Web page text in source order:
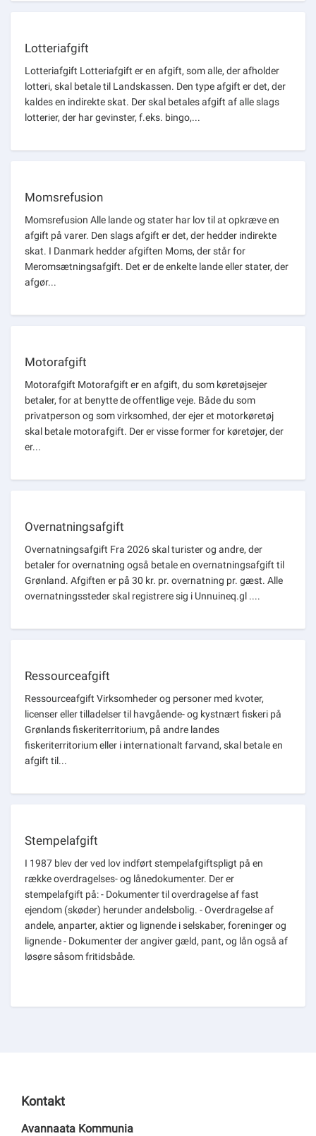
Lotteriafgift
Lotteriafgift Lotteriafgift er en afgift, som alle, der afholder
lotteri, skal betale til Landskassen. Den type afgift er det, der
kaldes en indirekte skat. Der skal betales afgift af alle slags
lotterier, der har gevinster, f.eks. bingo,...
Momsrefusion
Momsrefusion Alle lande og stater har lov til at opkræve en
afgift på varer. Den slags afgift er det, der hedder indirekte
skat. I Danmark hedder afgiften Moms, der står for
Meromsætningsafgift. Det er de enkelte lande eller stater, der
afgør...
Motorafgift
Motorafgift Motorafgift er en afgift, du som køretøjsejer
betaler, for at benytte de offentlige veje. Både du som
privatperson og som virksomhed, der ejer et motorkøretøj
skal betale motorafgift. Der er visse former for køretøjer, der
er...
Overnatningsafgift
Overnatningsafgift Fra 2026 skal turister og andre, der
betaler for overnatning også betale en overnatningsafgift til
Grønland. Afgiften er på 30 kr. pr. overnatning pr. gæst. Alle
overnatningssteder skal registrere sig i Unnuineq.gl ....
Ressourceafgift
Ressourceafgift Virksomheder og personer med kvoter,
licenser eller tilladelser til havgående- og kystnært fiskeri på
Grønlands fiskeriterritorium, på andre landes
fiskeriterritorium eller i internationalt farvand, skal betale en
afgift til...
Stempelafgift
I 1987 blev der ved lov indført stempelafgiftspligt på en
række overdragelses- og lånedokumenter. Der er
stempelafgift på: - Dokumenter til overdragelse af fast
ejendom (skøder) herunder andelsbolig. - Overdragelse af
andele, anparter, aktier og lignende i selskaber, foreninger og
lignende - Dokumenter der angiver gæld, pant, og lån også af
løsøre såsom fritidsbåde.
Kontakt
Avannaata Kommunia